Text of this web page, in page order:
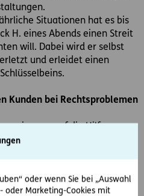
oder wenn Sie bei „Auswahl
oder Marketing-Cookies mit
Situationen hat es bis
H. eines Abends einen Streit
will. Dabei wird er selbst
und erleidet einen
Kunden bei Rechtsproblemen
er immer auf die Hilfe von
ihm die
Schritte und empfehlen ihm,